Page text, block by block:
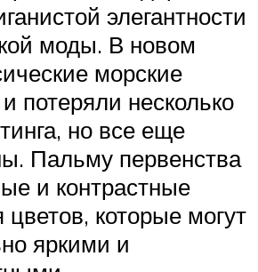
элегантности
моды. В новом
морские
потеряли несколько
но все еще
Пальму первенства
и контрастные
которые могут
яркими и